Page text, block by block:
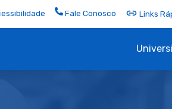
Fale Conosco Links